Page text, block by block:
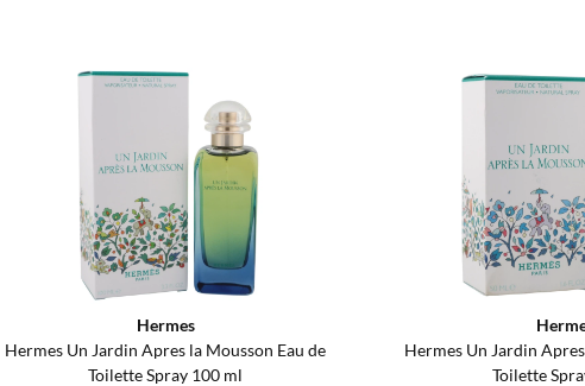
Hermes
Hermes Un Jardin Apres la Mousson Eau de
Toilette Spray 100 ml
Hermes Un Jardin
Toilette